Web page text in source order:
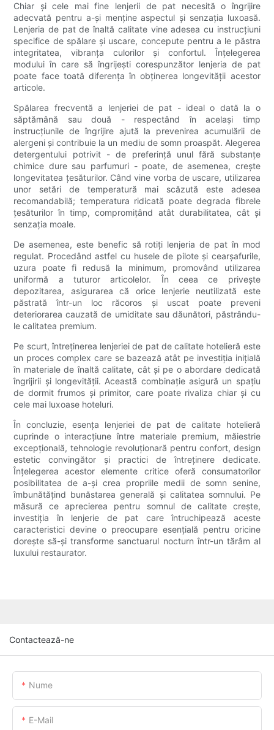
Chiar și cele mai fine lenjerii de pat necesită o îngrijire
adecvată pentru a-și menține aspectul și senzația luxoasă.
Lenjeria de pat de înaltă calitate vine adesea cu instrucțiuni
specifice de spălare și uscare, concepute pentru a le păstra
integritatea, vibranța culorilor și confortul. Înțelegerea
modului în care să îngrijești corespunzător lenjeria de pat
poate face toată diferența în obținerea longevității acestor
articole.
Spălarea frecventă a lenjeriei de pat - ideal o dată la o
săptămână sau două - respectând în același timp
instrucțiunile de îngrijire ajută la prevenirea acumulării de
alergeni și contribuie la un mediu de somn proaspăt. Alegerea
detergentului potrivit - de preferință unul fără substanțe
chimice dure sau parfumuri - poate, de asemenea, crește
longevitatea țesăturilor. Când vine vorba de uscare, utilizarea
unor setări de temperatură mai scăzută este adesea
recomandabilă; temperatura ridicată poate degrada fibrele
țesăturilor în timp, compromițând atât durabilitatea, cât și
senzația moale.
De asemenea, este benefic să rotiți lenjeria de pat în mod
regulat. Procedând astfel cu husele de pilote și cearșafurile,
uzura poate fi redusă la minimum, promovând utilizarea
uniformă a tuturor articolelor. În ceea ce privește
depozitarea, asigurarea că orice lenjerie neutilizată este
păstrată într-un loc răcoros și uscat poate preveni
deteriorarea cauzată de umiditate sau dăunători, păstrându-
le calitatea premium.
Pe scurt, întreținerea lenjeriei de pat de calitate hotelieră este
un proces complex care se bazează atât pe investiția inițială
în materiale de înaltă calitate, cât și pe o abordare dedicată
îngrijirii și longevității. Această combinație asigură un spațiu
de dormit frumos și primitor, care poate rivaliza chiar și cu
cele mai luxoase hoteluri.
În concluzie, esența lenjeriei de pat de calitate hotelieră
cuprinde o interacțiune între materiale premium, măiestrie
excepțională, tehnologie revoluționară pentru confort, design
estetic convingător și practici de întreținere dedicate.
Înțelegerea acestor elemente critice oferă consumatorilor
posibilitatea de a-și crea propriile medii de somn senine,
îmbunătățind bunăstarea generală și calitatea somnului. Pe
măsură ce aprecierea pentru somnul de calitate crește,
investiția în lenjerie de pat care întruchipează aceste
caracteristici devine o preocupare esențială pentru oricine
dorește să-și transforme sanctuarul nocturn într-un tărâm al
luxului restaurator.
Contactează-ne
Nume
E-Mail